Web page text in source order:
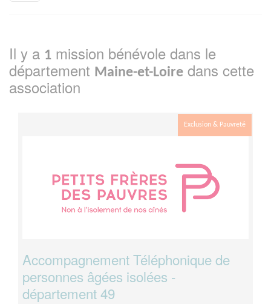
Il y a 1 mission bénévole dans le
département Maine-et-Loire dans cette
association
Exclusion & Pauvreté
Accompagnement Téléphonique de
personnes âgées isolées -
département 49